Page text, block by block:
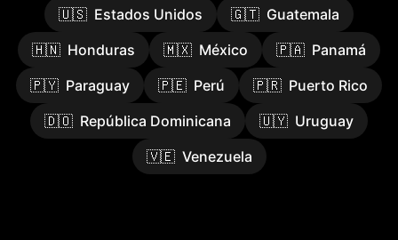
🇺🇸 Estados Unidos 🇬🇹 Guatemala
🇭🇳 Honduras 🇲🇽 México 🇵🇦 Panamá
🇵🇾 Paraguay 🇵🇪 Perú 🇵🇷 Puerto Rico
🇩🇴 República Dominicana 🇺🇾 Uruguay
🇻🇪 Venezuela